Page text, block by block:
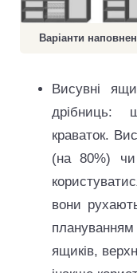
Варіанти
Висувні
дрібниць:
краваток.
(на 80%)
вони
ящиків,